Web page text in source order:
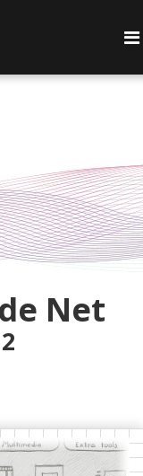
Net
2